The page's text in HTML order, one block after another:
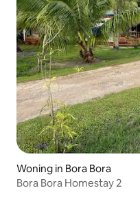
Woning in Bora Bora
Bora Bora Homestay 2